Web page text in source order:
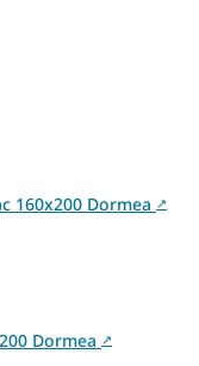
160x200 Dormea ↗
Dormea ↗